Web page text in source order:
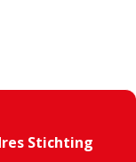
Stichting